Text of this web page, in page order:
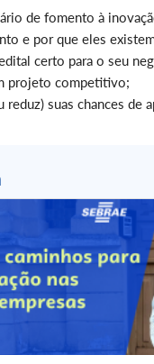
de fomento à
e por que eles
certo para o seu
projeto competitivo;
reduz) suas chances de